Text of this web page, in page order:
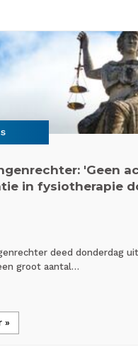
'Geen
in fysiotherapie
deed donderdag
groot aantal…
»